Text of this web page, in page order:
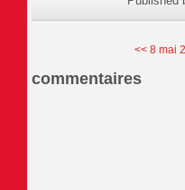
<< 8 mai
commentaires